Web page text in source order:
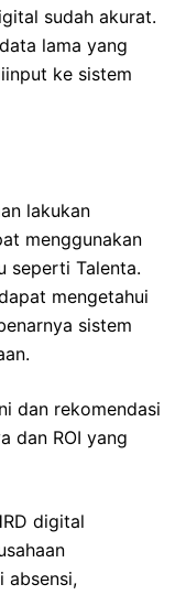
sudah akurat.
lama yang
ke sistem
lakukan
menggunakan
seperti Talenta.
mengetahui
sistem
dan rekomendasi
dan ROI yang
digital
absensi,